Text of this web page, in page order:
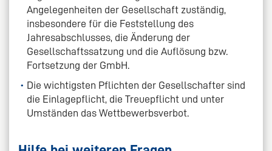
Angelegenheiten der Gesellschaft zuständig,
insbesondere für die Feststellung des
Jahresabschlusses, die Änderung der
Gesellschaftssatzung und die Auflösung bzw.
Fortsetzung der GmbH.
Die wichtigsten Pflichten der Gesellschafter sind
die Einlagepflicht, die Treuepflicht und unter
Umständen das Wettbewerbsverbot.